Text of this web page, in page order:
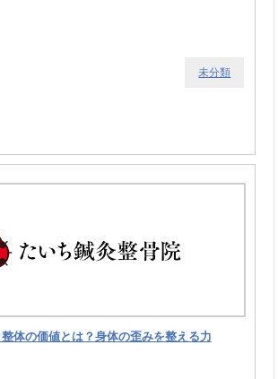
未分類
体の価値とは？身体の歪みを整える力